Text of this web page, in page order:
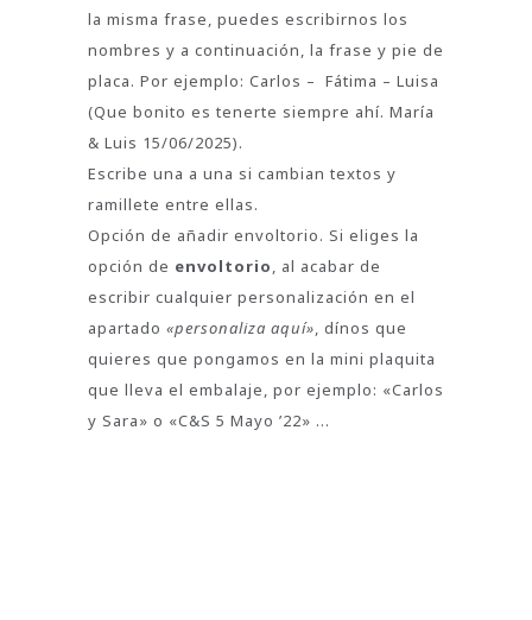
la misma frase, puedes escribirnos los
nombres y a continuación, la frase y pie de
placa. Por ejemplo: Carlos – Fátima – Luisa
(Que bonito es tenerte siempre ahí. María
& Luis 15/06/2025).
Escribe una a una si cambian textos y
ramillete entre ellas.
Opción de añadir envoltorio. Si eliges la
opción de envoltorio, al acabar de
escribir cualquier personalización en el
apartado «personaliza aquí», dínos que
quieres que pongamos en la mini plaquita
que lleva el embalaje, por ejemplo: «Carlos
y Sara» o «C&S 5 Mayo ’22» …